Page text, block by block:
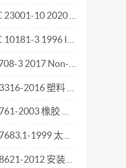
膜、袋通则
国药典（国家
。 3.1 二元
的内容物。
来源：
technology — MPEG systems technologies — Par.pdf
Systems Interconnection — Security frameworks for open systems Access control framework.pdf
— Radiation methods for computed tomography — Part 3 Operation and interpretation.pdf
酚醛树脂 在乙阶转变试板上反应活性的测定.pdf
用锥形件测定与刚性材料的粘合强度.pdf
的太阳光谱辐照度标准 第1部分 大气质量1.5的法向直接日射辐照度和半球向日射辐照度.pdf
现有建筑物中的新电梯制造与安装安全规范.pdf